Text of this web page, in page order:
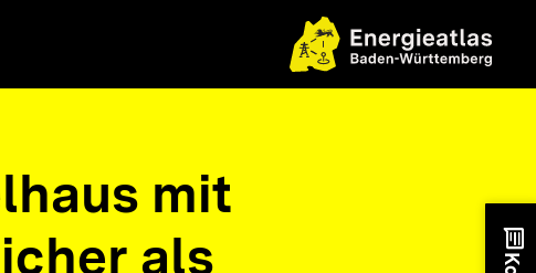
mit
als
chat